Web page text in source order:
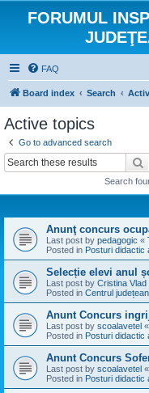
FORUMUL
FAQ
Board index Search
Active topics
Go to advanced search
Search
Anunţ concurs
Last post by pedagogic «
Posted in Posturi didactic
Selecție elevi anul
Last post by Cristina Vlad
Posted in Centrul
Anunt Concurs
Last post by scoalavetel «
Posted in Posturi didactic
Anunt Concurs
Last post by scoalavetel «
Posted in Posturi didactic